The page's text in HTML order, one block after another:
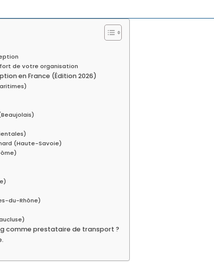
de votre organisation
en France (Édition 2026)
(Haute-Savoie)
du-Rhône)
comme prestataire de transport ?